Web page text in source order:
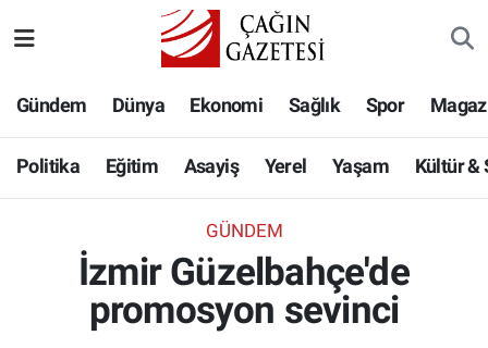
Gündem Dünya Ekonomi Sağlık Spor
Politika Eğitim Asayiş Yerel Yaşam Kültür &
GÜNDEM
İzmir Güzelbahçe'de
promosyon sevinci
Eğitim
Asayiş
Yerel
Yaşam
Hava Durumu
Namaz Vakitleri
Trafik Durumu
Süper Lig Puan Durumu ve Fikstür